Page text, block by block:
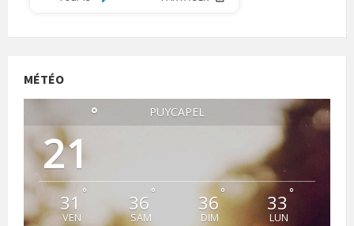
MÉTÉO
PUYCAPEL
21
°
31 °
VEN
36 °
SAM
36°
DIM
33 °
LUN